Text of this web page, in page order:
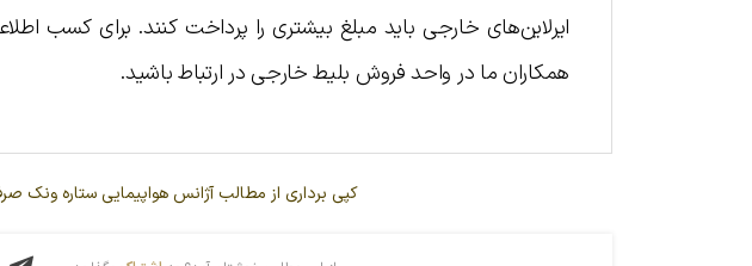
ایرلاین‌های خارجی باید مبلغ بیشتری را پرداخت کنند. برای کسب
همکاران ما در واحد فروش بلیط خارجی در ارتباط باشید.
کپی برداری از مطالب آژانس هواپیمایی ستاره ونک